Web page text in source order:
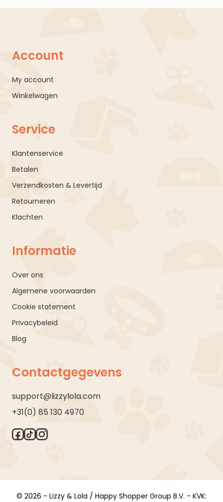
Account
My account
Winkelwagen
Service
Klantenservice
Betalen
Verzendkosten & Levertijd
Retourneren
Klachten
Informatie
Over ons
Algemene voorwaarden
Cookie statement
Privacybeleid
Blog
Contactgegevens
support@lizzylola.com
+31(0) 85 130 4970
© 2026 - Lizzy & Lola / Happy Shopper Group B.V. - KVK: